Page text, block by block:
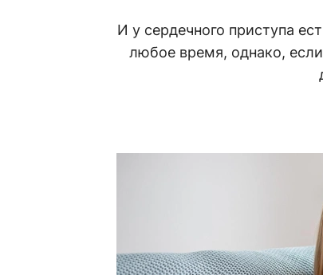
И у сердечного приступа
любое время, однако,